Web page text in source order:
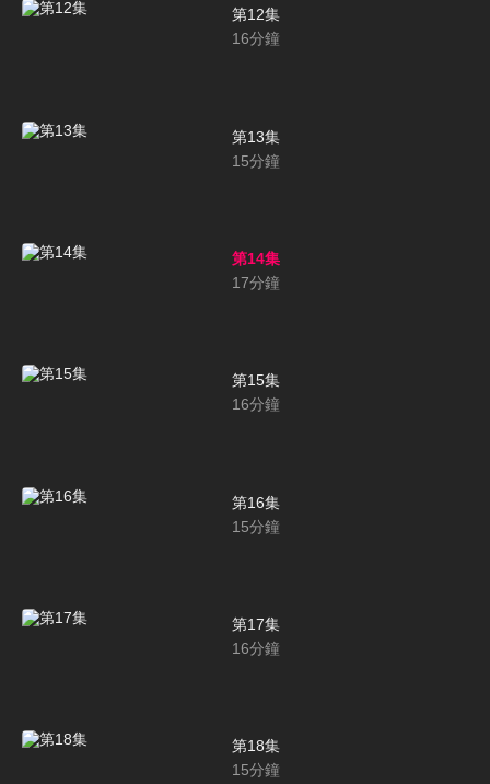
第12集
16分鐘
第13集
15分鐘
第14集
17分鐘
第15集
16分鐘
第16集
15分鐘
第17集
16分鐘
第18集
15分鐘